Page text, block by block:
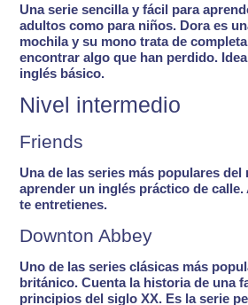
Una seriesencilla y fácil para
adultos como para niños. Dora es
mochila y su mono trata de
encontrar algo que han perdido.
inglés básico.
Nivel intermedio
Friends
Una de las series más populares del
aprender un inglés práctico de calle.
te entretienes.
Downton Abbey
Uno de las series clásicas más
británico. Cuenta la historia de una
principios del siglo XX. Es la serie